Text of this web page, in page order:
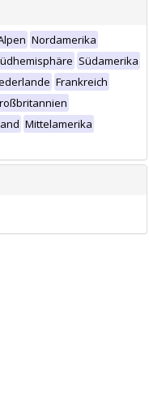
Nordamerika
Südamerika
Frankreich
Mittelamerika